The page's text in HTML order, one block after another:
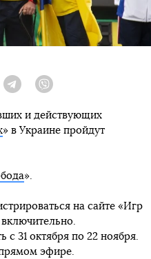
Telegram
и действующих
» в Украине пройдут
».
на сайте «Игр
с 31 октября по 22 ноября.
эфире.